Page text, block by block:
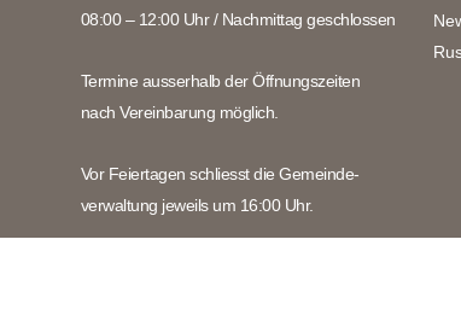
08:00 – 12:00 Uhr / Nachmittag geschlossen
Termine ausserhalb der Öffnungszeiten
nach Vereinbarung möglich.
Vor Feiertagen schliesst die Gemeinde-
verwaltung jeweils um 16:00 Uhr.